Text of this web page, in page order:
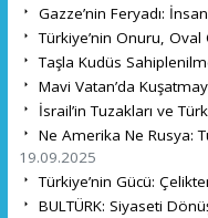
Gazze’nin Feryadı:
Türkiye’nin Onuru, Oval
Taşla Kudüs
Mavi Vatan’da
İsrail’in Tuzakları ve
Ne Amerika Ne Rusya:
19.09.2025
Türkiye’nin Gücü:
BULTÜRK: Siyaseti